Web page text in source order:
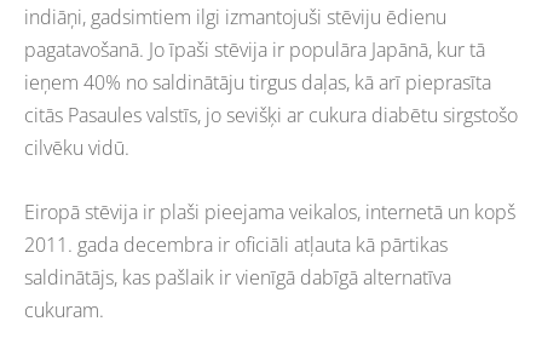
indiāņi, gadsimtiem ilgi izmantojuši stēviju ēdienu
pagatavošanā. Jo īpaši stēvija ir populāra Japānā, kur tā
ieņem 40% no saldinātāju tirgus daļas, kā arī pieprasīta
citās Pasaules valstīs, jo sevišķi ar cukura diabētu sirgstošo
cilvēku vidū.
Eiropā stēvija ir plaši pieejama veikalos, internetā un kopš
2011. gada decembra ir oficiāli atļauta kā pārtikas
saldinātājs, kas pašlaik ir vienīgā dabīgā alternatīva
cukuram.